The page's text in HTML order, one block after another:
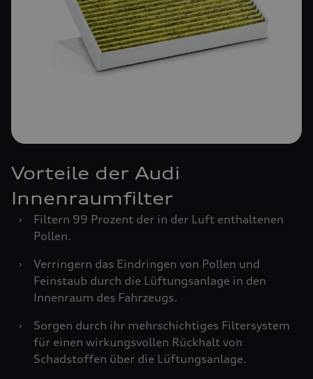
Vorteile der Audi
Innenraumfilter
›
Filtern 99 Prozent der in der Luft enthaltenen
Pollen.
›
Verringern das Eindringen von Pollen und
Feinstaub durch die Lüftungsanlage in den
Innenraum des Fahrzeugs.
›
Sorgen durch ihr mehrschichtiges Filtersystem
für einen wirkungsvollen Rückhalt von
Schadstoffen über die Lüftungsanlage.